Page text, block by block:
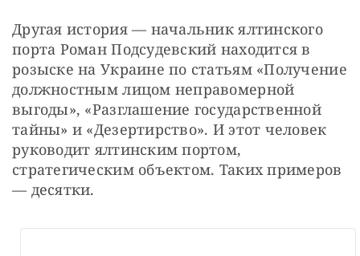
Другая история — начальник ялтинского
порта Роман Подсудевский находится в
розыске на Украине по статьям «Получение
должностным лицом неправомерной
выгоды», «Разглашение государственной
тайны» и «Дезертирство». И этот человек
руководит ялтинским портом,
стратегическим объектом. Таких примеров
— десятки.